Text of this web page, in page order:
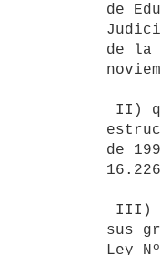
de
de la
de
sus
Ley